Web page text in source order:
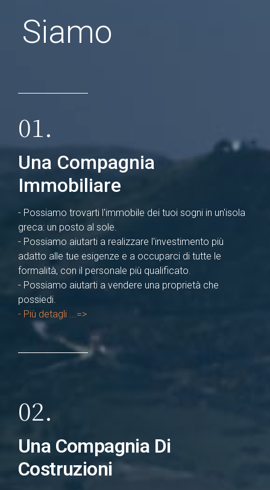
Siamo
01.
Una Compagnia
Immobiliare
- Possiamo trovarti l'immobile dei tuoi sogni in un'isola
greca: un posto al sole.
- Possiamo aiutarti a realizzare l'investimento più
adatto alle tue esigenze e a occuparci di tutte le
formalità, con il personale più qualificato.
- Possiamo aiutarti a vendere una proprietà che
possiedi.
- Più detagli ...=>
02.
Una Compagnia Di
Costruzioni